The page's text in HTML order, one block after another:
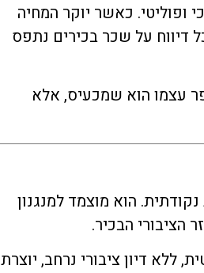
ופוליטי. כאשר יוקר המחיה
דיווח על שכר בכירים נתפס
עצמו הוא שמכעיס, אלא
הוא מוצמד למנגנון
הציבורי הבכיר.
דיון ציבורי נרחב, יוצרת